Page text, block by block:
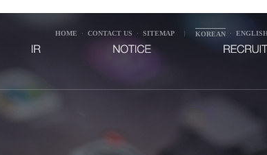
HOME · CONTACT US · SITEMAP KOREAN ·